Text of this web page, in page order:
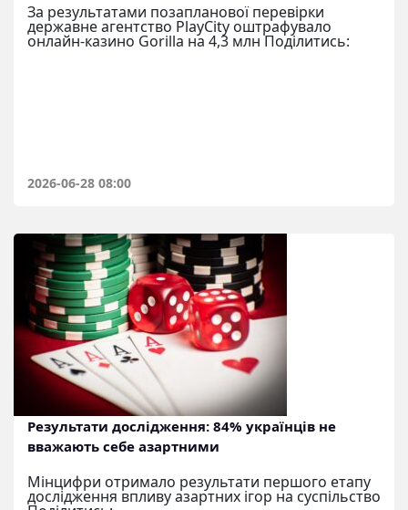
За результатами позапланової перевірки
державне агентство PlayCity оштрафувало
онлайн-казино Gorilla на 4,3 млн Поділитись:
2026-06-28 08:00
Результати дослідження: 84% українців не
вважають себе азартними
Мінцифри отримало результати першого етапу
дослідження впливу азартних ігор на суспільство